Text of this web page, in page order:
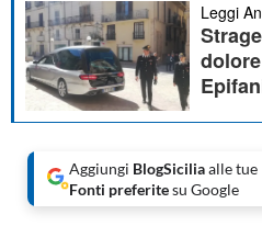
Leggi
Aggiungi BlogSiciliaalle tue
Fonti preferitesu Google